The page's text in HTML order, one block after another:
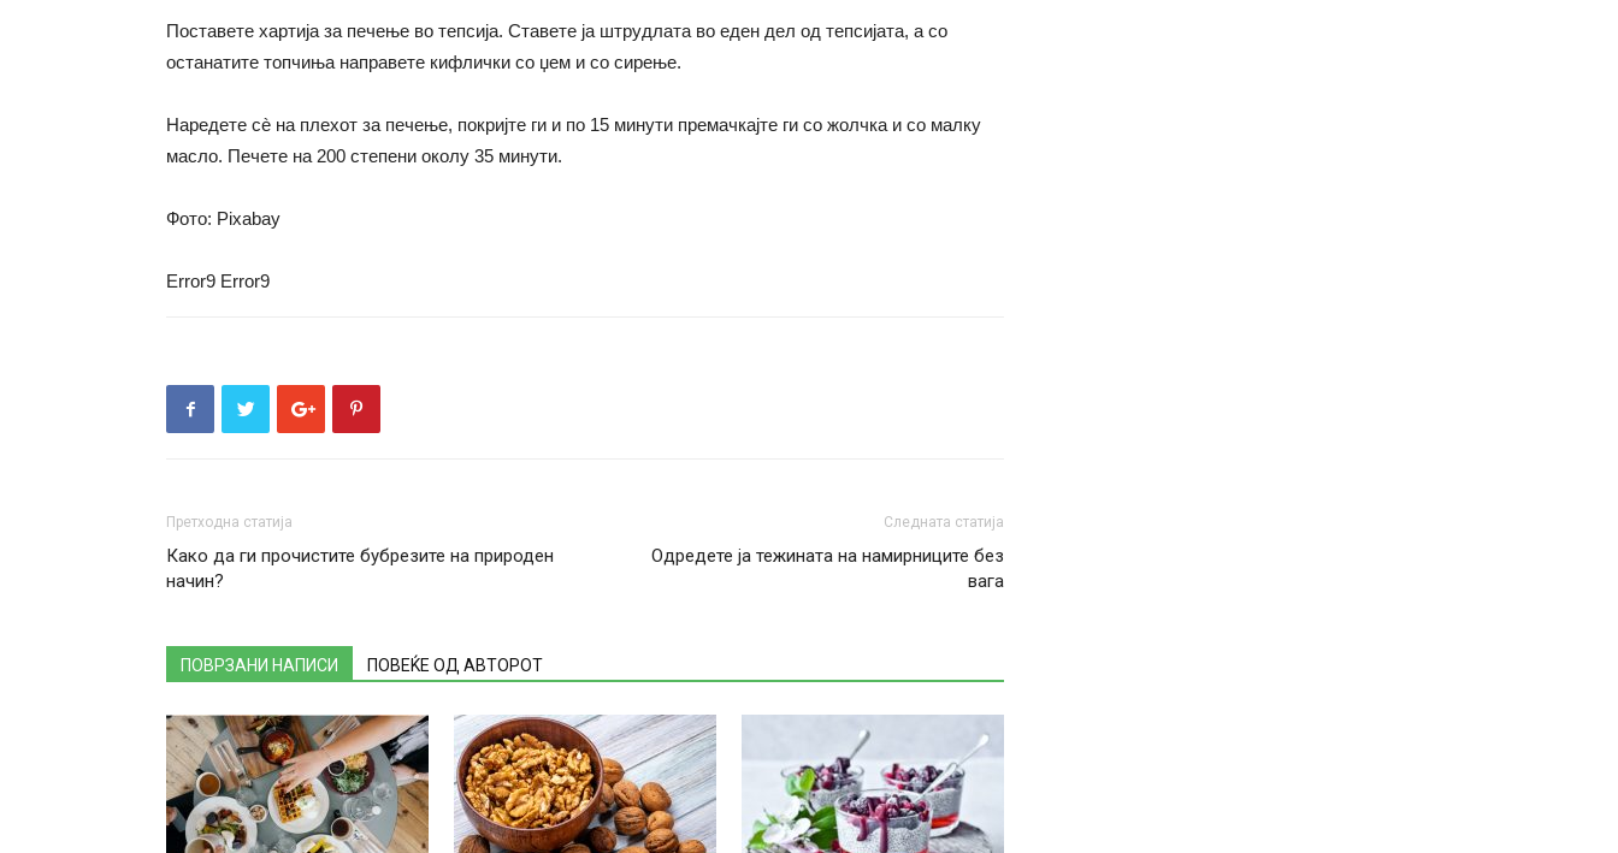
Поставете хартија за печење во тепсија. Ставете ја штрудлата во еден дел од тепсијата, а со
останатите топчиња направете кифлички со џем и со сирење.
Наредете сè на плехот за печење, покријте ги и по 15 минути премачкајте ги со жолчка и со малку
масло. Печете на 200 степени околу 35 минути.
Фото: Pixabay
Error9 Error9
Претходна статија
Како да ги прочистите бубрезите на природен
начин?
Следната статија
Одредете ја тежината на намирниците без
вага
ПОВРЗАНИ НАПИСИ ПОВЕЌЕ ОД АВТОРОТ